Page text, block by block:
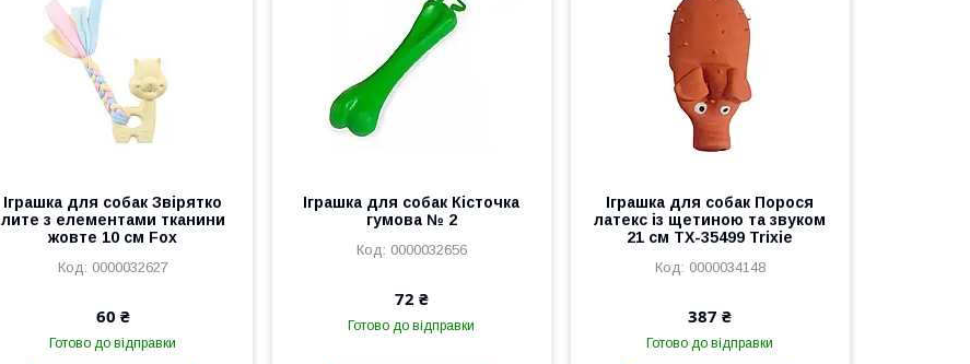
Іграшка для собак Звірятко
лите з елементами тканини
жовте 10 см Fox
0000032627
60 ₴
Готово до відправки
Іграшка для собак Кісточка
гумова № 2
0000032656
72 ₴
Готово до відправки
Іграшка для собак Порося
латекс із щетиною та звуком
21 см ТХ-35499 Trixie
0000034148
387 ₴
Готово до відправки